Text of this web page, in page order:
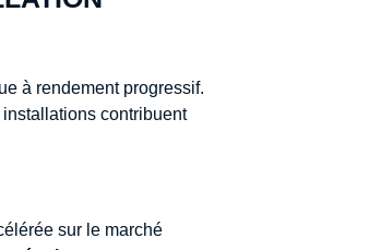
à rendement progressif.
contribuent
sur le marché